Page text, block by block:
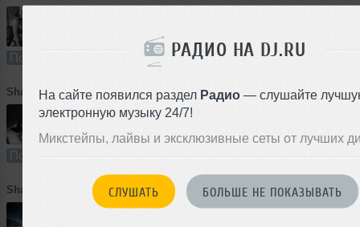
РАДИО НА DJ.RU
На сайте появился раздел Радио — слушайте
электронную музыку 24/7!
Микстейпы, лайвы и эксклюзивные сеты от лучших
СЛУШАТЬ БОЛЬШЕ НЕ ПОКАЗЫВАТЬ
482 раза
Подкаст В плейлист (в 4 плейлистах)
Shaking Ears ➝Sex Music 4
63:09 485 раз 32 116 MB, 256
Подкаст
Shaking Ears Man Neighbor